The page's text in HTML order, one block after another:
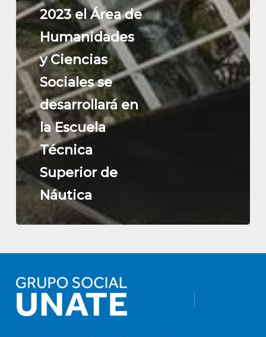
2023 el Área de
Humanidades
y Ciencias
Sociales se
desarrollará en
la Escuela
Técnica
Superior de
Náutica